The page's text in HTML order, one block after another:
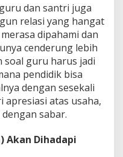
dan santri juga
relasi yang hangat
dipahami dan
cenderung lebih
soal guru harus jadi
pendidik bisa
dengan sesekali
apresiasi atas usaha,
sabar.
Akan Dihadapi